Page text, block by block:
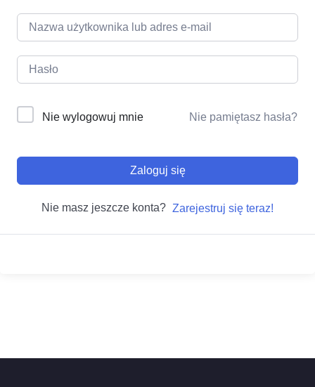
Nie wylogowuj mnie Nie pamiętasz hasła?
Zaloguj się
Nie masz jeszcze konta? Zarejestruj się teraz!